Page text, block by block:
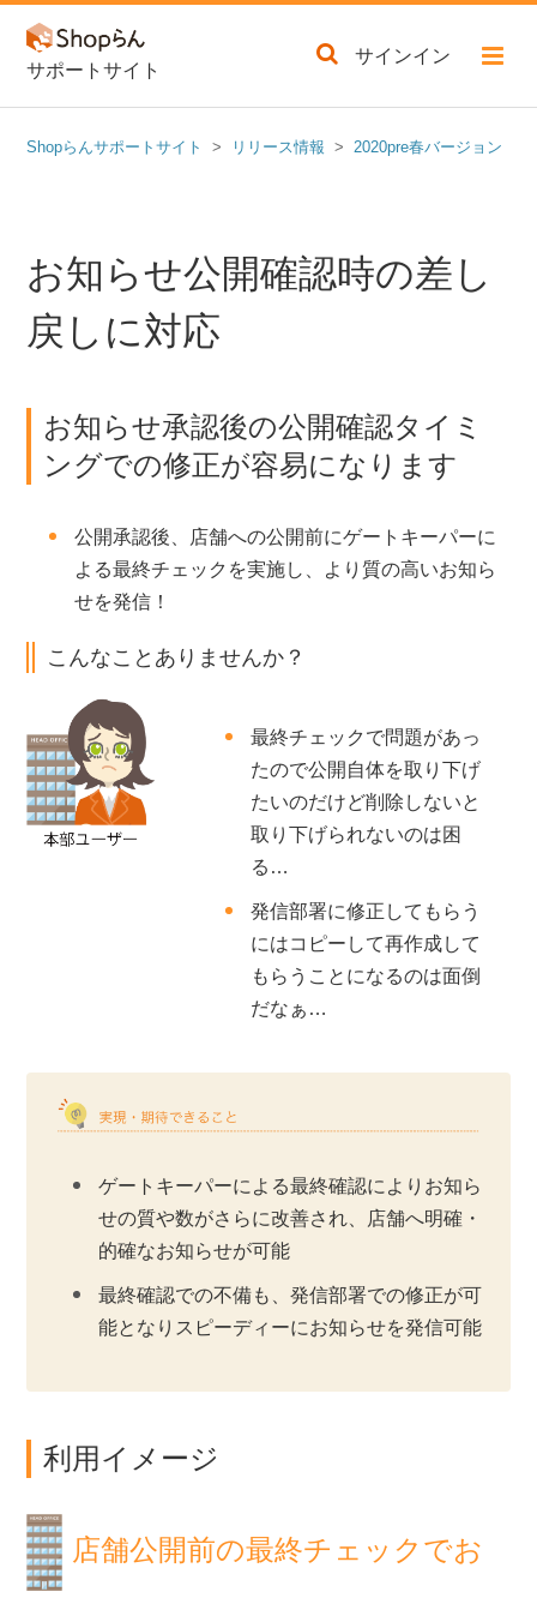
サポートサイト
サインイン
Shopらんサポートサイト リリース情報 2020pre春バージョン
お知らせ公開確認時の差し
戻しに対応
お知らせ承認後の公開確認タイミ
ングでの修正が容易になります
公開承認後、店舗への公開前にゲートキーパーに
よる最終チェックを実施し、より質の高いお知ら
せを発信！
こんなことありませんか？
最終チェックで問題があっ
たので公開自体を取り下げ
たいのだけど削除しないと
取り下げられないのは困
る…
発信部署に修正してもらう
にはコピーして再作成して
もらうことになるのは面倒
だなぁ…
ゲートキーパーによる最終確認によりお知ら
せの質や数がさらに改善され、店舗へ明確・
的確なお知らせが可能
最終確認での不備も、発信部署での修正が可
能となりスピーディーにお知らせを発信可能
利用イメージ
店舗公開前の最終チェックでお